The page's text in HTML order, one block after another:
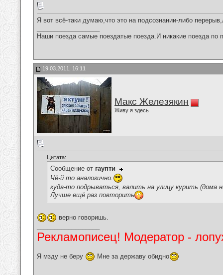
Я вот всё-таки думаю,что это на подсознании-либо
Наши поезда самые поездатые поезда.И никакие поезда по
19.03.2011, 16:11
Макс Железякин
Живу я здесь
Цитата:
Сообщение от гаупти
Чё-й то аналогично.
куда-то подрываться, валить на улицу курить (дома
Лучше ещё раз повторить
верно говоришь.
Рекламописец! Модератор -
Я мзду не беру Мне за державу обидно